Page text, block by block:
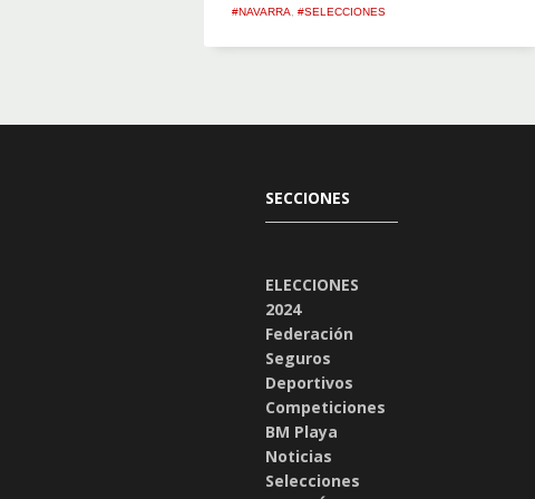
#NAVARRA
#SELECCIONES
SECCIONES
ELECCIONES
2024
Federación
Seguros
Deportivos
Competiciones
BM Playa
Noticias
Selecciones